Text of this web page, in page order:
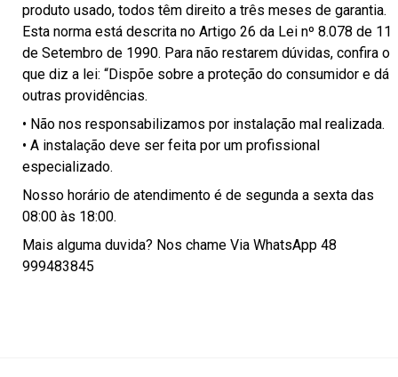
produto usado, todos têm direito a três meses de garantia.
Esta norma está descrita no Artigo 26 da Lei nº 8.078 de 11
de Setembro de 1990. Para não restarem dúvidas, confira o
que diz a lei: “Dispõe sobre a proteção do consumidor e dá
outras providências.
• Não nos responsabilizamos por instalação mal realizada.
• A instalação deve ser feita por um profissional
especializado.
Nosso horário de atendimento é de segunda a sexta das
08:00 às 18:00.
Mais alguma duvida? Nos chame Via WhatsApp 48
999483845